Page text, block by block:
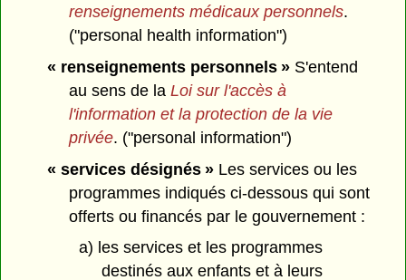
renseignements médicaux personnels.
("personal health information")
« renseignements personnels »S'entend
au sens de la Loi sur l'accès à
l'information et la protection de la vie
privée. ("personal information")
« services désignés »Les services ou les
programmes indiqués ci-dessous qui sont
offerts ou financés par le gouvernement :
a) les services et les programmes
destinés aux enfants et à leurs